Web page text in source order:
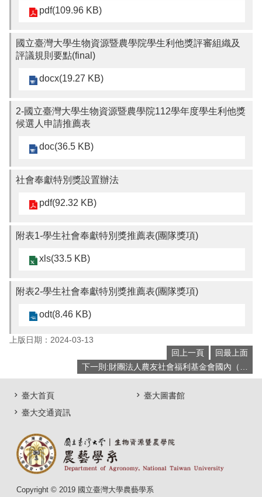
pdf(109.96 KB)
國立臺灣大學生物資源暨農學院學生利他獎評審組織及
評議規則要點(final)
docx(19.27 KB)
2-國立臺灣大學生物資源暨農學院112學年度學生利他獎
候選人申請推薦表
doc(36.5 KB)
社會奉獻特別獎設置辦法
pdf(92.32 KB)
附表1-學生社會奉獻特別獎推薦表(團隊獎項)
xls(33.5 KB)
附表2-學生社會奉獻特別獎推薦表(團隊獎項)
odt(8.46 KB)
上版日期：2024-03-13
回上一頁
回最上面
臺大首頁
臺大圖書館
臺大交通資訊
Copyright © 2019 國立臺灣大學農藝學系